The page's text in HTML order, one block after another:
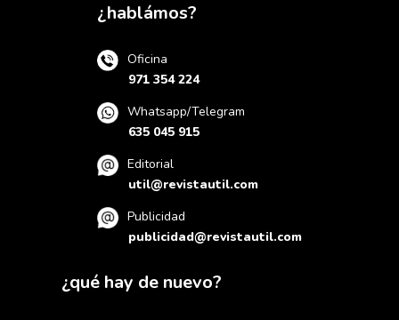
¿hablámos?
Oficina
971 354 224
Whatsapp/Telegram
635 045 915
Editorial
util@revistautil.com
Publicidad
publicidad@revistautil.com
¿qué hay de nuevo?